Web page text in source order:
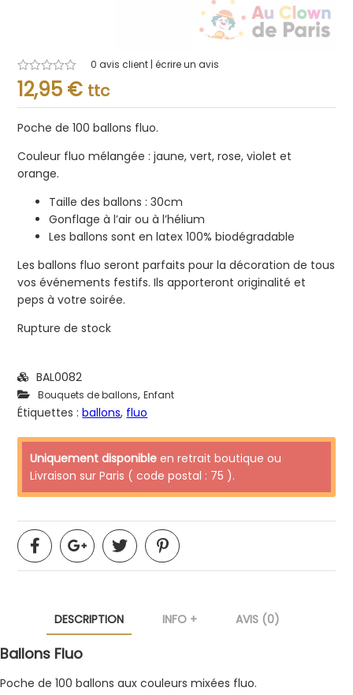
Note
0.001
sur
0 avis client | écrire un avis
12,95 € ttc
Poche de 100 ballons fluo.
Couleur fluo mélangée : jaune, vert, rose, violet et
orange.
Taille des ballons : 30cm
Gonflage à l’air ou à l’hélium
Les ballons sont en latex 100% biodégradable
Les ballons fluo seront parfaits pour la décoration de tous
vos événements festifs. Ils apporteront originalité et
peps à votre soirée.
Rupture de stock
BAL0082
Bouquets de ballons,Enfant
Étiquettes :ballons, fluo
Uniquement disponible en retrait boutique ou
Livraison sur Paris ( code postal : 75 ).
DESCRIPTION INFO + AVIS (0)
Ballons Fluo
Poche de 100 ballons aux couleurs mixées fluo.